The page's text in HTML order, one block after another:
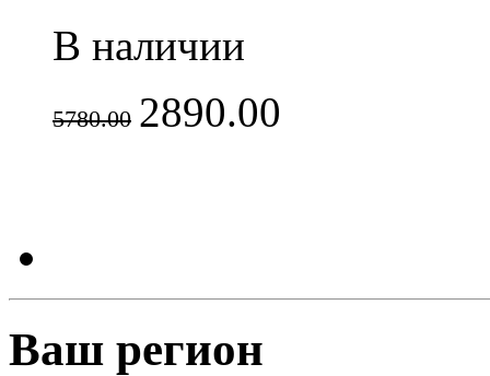
В наличии
5780.00 2890.00
Ваш регион